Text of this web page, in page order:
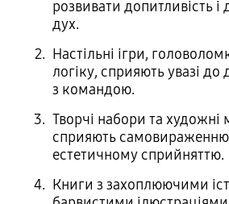
розвивати допитливість
дух.
Настільні ігри,
логіку, сприяють увазі до
з командою.
Творчі набори та художні
сприяють самовираженню
естетичному сприйняттю.
Книги з захоплюючими